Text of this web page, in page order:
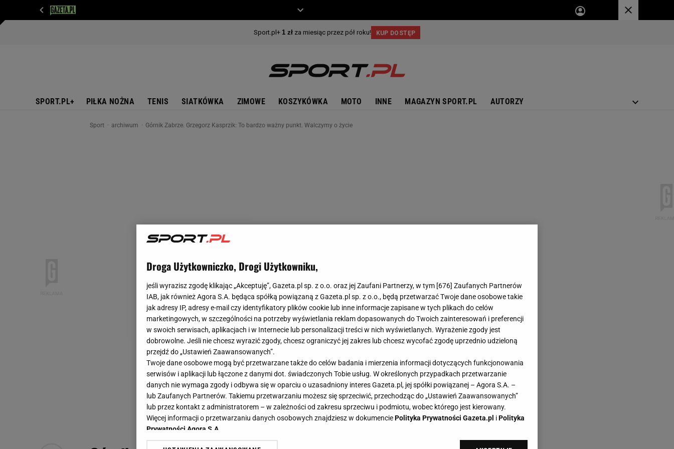
SPORT.PL+ PIŁKA NOŻNA TENIS SIATKÓWKA ZIMOWE KOSZYKÓWKA MOTO INNE MAGAZYN SPORT.PL AUTORZY
Sport archiwum Górnik Zabrze. Grzegorz Kasprzik: To bardzo ważny punkt. Walczymy o życie
Droga Użytkowniczko, Drogi Użytkowniku,
jeśli wyrazisz zgodę klikając „Akceptuję”, Gazeta.pl sp. z o.o. oraz jej Zaufani Partnerzy, w tym [676] Zaufanych Partnerów
IAB, jak również Agora S.A. będąca spółką powiązaną z Gazeta.pl sp. z o.o., będą przetwarzać Twoje dane osobowe takie
jak adresy IP, adresy e-mail czy identyfikatory plików cookie lub inne informacje zapisane w tych plikach do celów
marketingowych, w szczególności na potrzeby wyświetlania reklam dopasowanych do Twoich zainteresowań i preferencji
w swoich serwisach, aplikacjach i w Internecie lub personalizacji treści w nich wyświetlanych. Wyrażenie zgody jest
dobrowolne. Jeśli nie chcesz wyrazić zgody, chcesz ograniczyć jej zakres lub chcesz wycofać zgodę uprzednio udzieloną
przejdź do „Ustawień Zaawansowanych”.
Twoje dane osobowe mogą być przetwarzane także do celów badania i mierzenia informacji dotyczących funkcjonowania
serwisów i aplikacji lub łączone z danymi dot. świadczonych Tobie usług. W określonych przypadkach przetwarzanie
danych nie wymaga zgody i odbywa się w oparciu o uzasadniony interes Gazeta.pl, jej spółki powiązanej – Agora S.A. –
lub Zaufanych Partnerów. Takiemu przetwarzaniu możesz się sprzeciwić, przechodząc do „Ustawień Zaawansowanych”
lub przez kontakt z administratorem – w zależności od zakresu sprzeciwu i podmiotu, wobec którego jest kierowany.
Więcej informacji o przetwarzaniu danych osobowych znajdziesz w dokumenciePolityka Prywatności Gazeta.pl iPolityka
Prywatności Agora S.A.